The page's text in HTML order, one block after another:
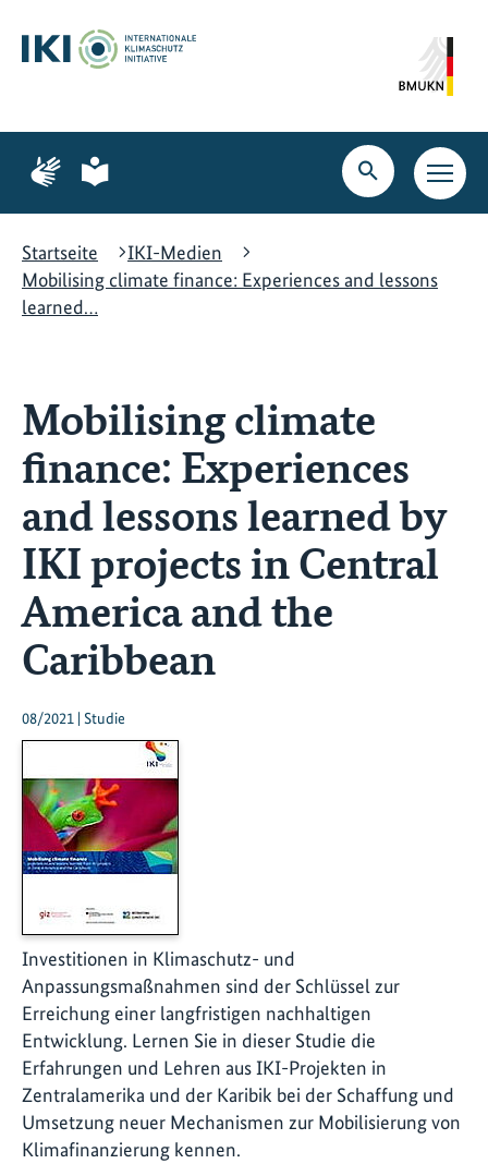
Hauptinhalt
springen
Suche
springen
Hauptnavigation
springen
Zur
Seite
Gebärdensprache
Zur
Seite
leichte
Suche
öffnen
Startseite
IKI-Medien
Mobilising climate finance: Experiences and lessons
learned…
Mobilising climate
finance: Experiences
and lessons learned by
IKI projects in Central
America and the
Caribbean
08/2021 | Studie
Investitionen in Klimaschutz- und
Anpassungsmaßnahmen sind der Schlüssel zur
Erreichung einer langfristigen nachhaltigen
Entwicklung. Lernen Sie in dieser Studie die
Erfahrungen und Lehren aus IKI-Projekten in
Zentralamerika und der Karibik bei der Schaffung und
Umsetzung neuer Mechanismen zur Mobilisierung von
Klimafinanzierung kennen.